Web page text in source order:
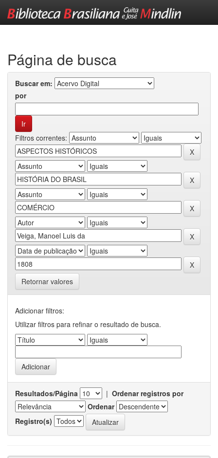
Página de busca
Buscar em:
por
Filtros correntes:
Retornar valores
Adicionar filtros:
Utilizar filtros para refinar o resultado de busca.
Resultados/Página | Ordenar registros por
Ordenar
Registro(s)